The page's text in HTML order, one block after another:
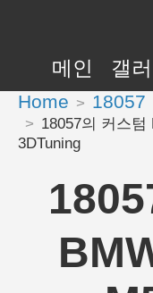
메인 갤
Home 18057
18057의 커스텀
3DTuning